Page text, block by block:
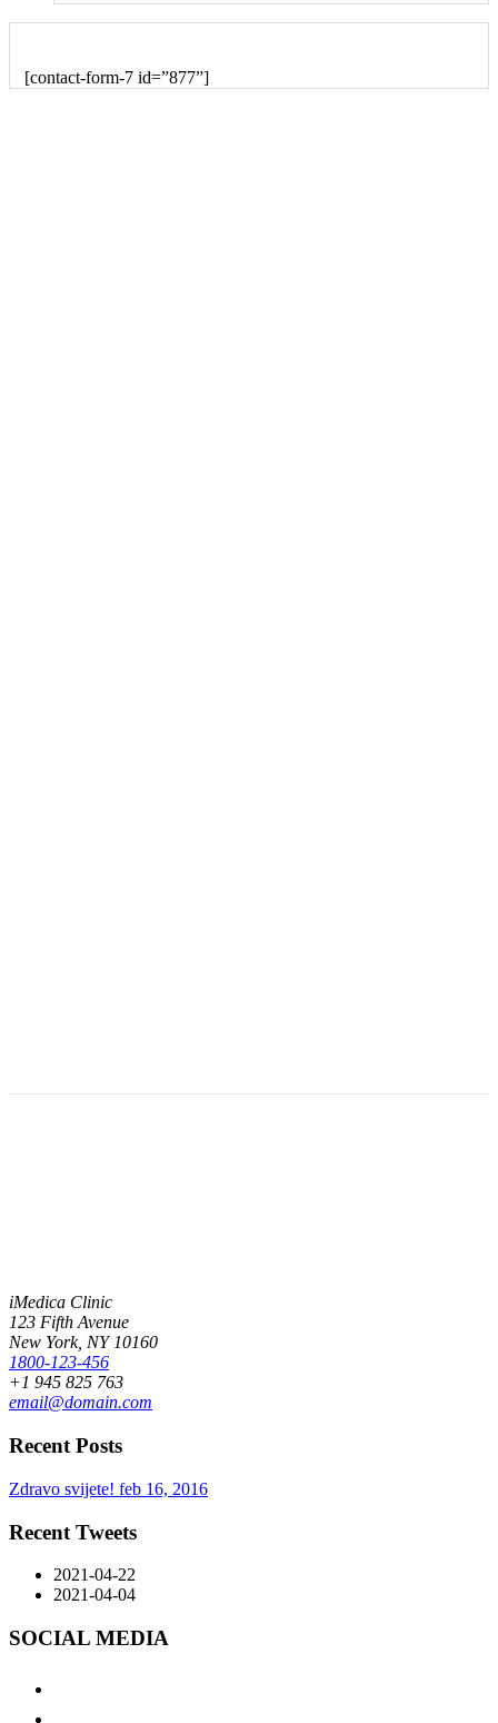
[contact-form-7 id=”877”]
iMedica Clinic
123 Fifth Avenue
New York, NY 10160
1800-123-456
+1 945 825 763
email@domain.com
Recent Posts
Zdravo svijete! feb 16, 2016
Recent Tweets
2021-04-22
2021-04-04
SOCIAL MEDIA